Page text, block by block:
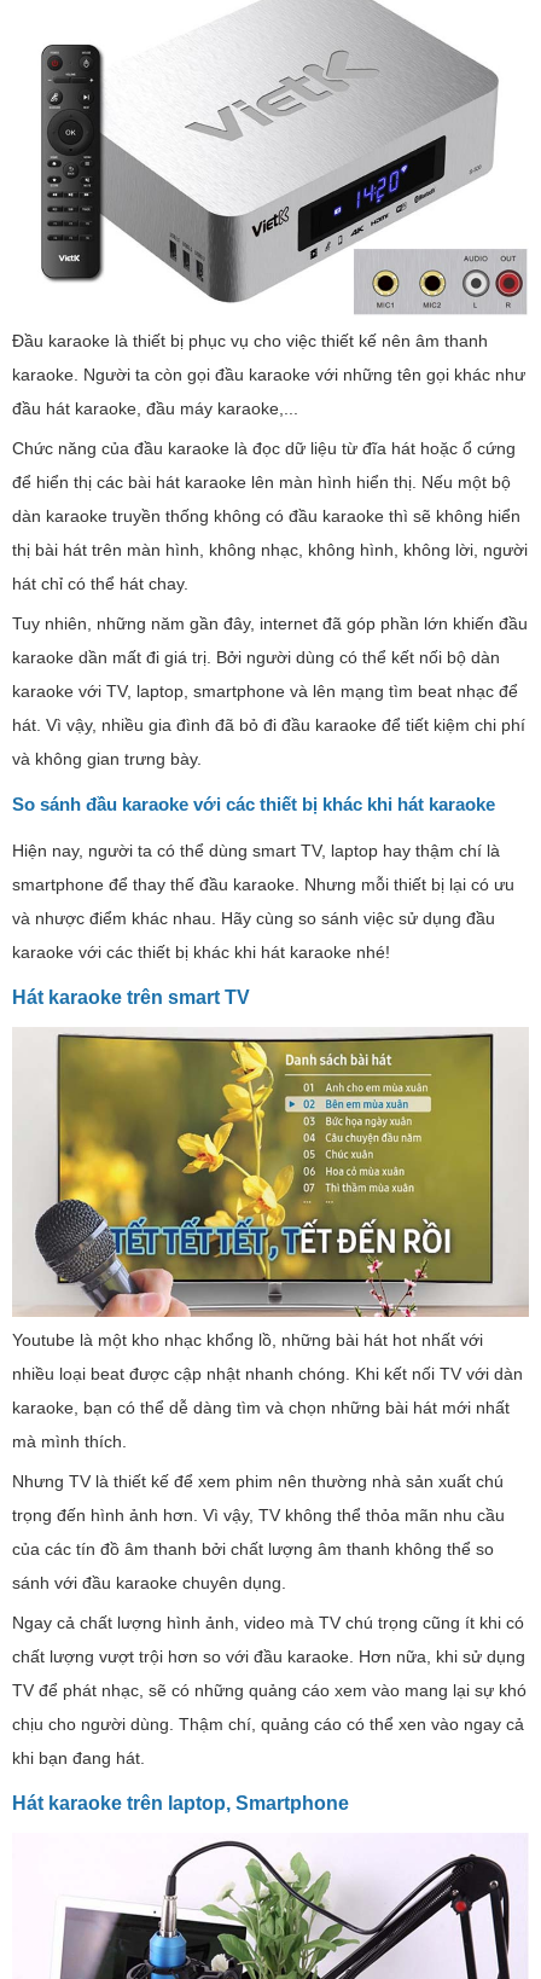
Đầu karaoke là thiết bị phục vụ cho việc thiết kế nên âm thanh
karaoke. Người ta còn gọi đầu karaoke với những tên gọi khác như
đầu hát karaoke, đầu máy karaoke,...
Chức năng của đầu karaoke là đọc dữ liệu từ đĩa hát hoặc ổ cứng
để hiển thị các bài hát karaoke lên màn hình hiển thị. Nếu một bộ
dàn karaoke truyền thống không có đầu karaoke thì sẽ không hiển
thị bài hát trên màn hình, không nhạc, không hình, không lời, người
hát chỉ có thể hát chay.
Tuy nhiên, những năm gần đây, internet đã góp phần lớn khiến đầu
karaoke dần mất đi giá trị. Bởi người dùng có thể kết nối bộ dàn
karaoke với TV, laptop, smartphone và lên mạng tìm beat nhạc để
hát. Vì vậy, nhiều gia đình đã bỏ đi đầu karaoke để tiết kiệm chi phí
và không gian trưng bày.
So sánh đầu karaoke với các thiết bị khác khi hát karaoke
Hiện nay, người ta có thể dùng smart TV, laptop hay thậm chí là
smartphone để thay thế đầu karaoke. Nhưng mỗi thiết bị lại có ưu
và nhược điểm khác nhau. Hãy cùng so sánh việc sử dụng đầu
karaoke với các thiết bị khác khi hát karaoke nhé!
Hát karaoke trên smart TV
Youtube là một kho nhạc khổng lồ, những bài hát hot nhất với
nhiều loại beat được cập nhật nhanh chóng. Khi kết nối TV với dàn
karaoke, bạn có thể dễ dàng tìm và chọn những bài hát mới nhất
mà mình thích.
Nhưng TV là thiết kế để xem phim nên thường nhà sản xuất chú
trọng đến hình ảnh hơn. Vì vậy, TV không thể thỏa mãn nhu cầu
của các tín đồ âm thanh bởi chất lượng âm thanh không thể so
sánh với đầu karaoke chuyên dụng.
Ngay cả chất lượng hình ảnh, video mà TV chú trọng cũng ít khi có
chất lượng vượt trội hơn so với đầu karaoke. Hơn nữa, khi sử dụng
TV để phát nhạc, sẽ có những quảng cáo xem vào mang lại sự khó
chịu cho người dùng. Thậm chí, quảng cáo có thể xen vào ngay cả
khi bạn đang hát.
Hát karaoke trên laptop, Smartphone